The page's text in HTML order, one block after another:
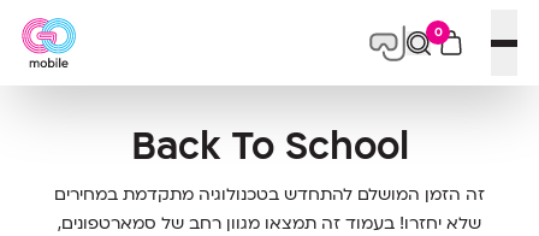
פתח תפריט
0
Back To School
זה הזמן המושלם להתחדש בטכנולוגיה מתקדמת במחירים
שלא יחזרו! בעמוד זה תמצאו מגוון רחב של סמארטפונים,